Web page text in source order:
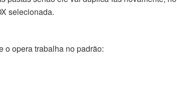
selecionada.
o opera trabalha no padrão: